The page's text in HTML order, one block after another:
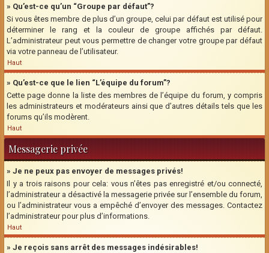
» Qu’est-ce qu’un “Groupe par défaut”?
Si vous êtes membre de plus d’un groupe, celui par défaut est utilisé pour
déterminer le rang et la couleur de groupe affichés par défaut.
L’administrateur peut vous permettre de changer votre groupe par défaut
via votre panneau de l’utilisateur.
Haut
» Qu’est-ce que le lien “L’équipe du forum”?
Cette page donne la liste des membres de l’équipe du forum, y compris
les administrateurs et modérateurs ainsi que d’autres détails tels que les
forums qu’ils modèrent.
Haut
Messagerie privée
» Je ne peux pas envoyer de messages privés!
Il y a trois raisons pour cela: vous n’êtes pas enregistré et/ou connecté,
l’administrateur a désactivé la messagerie privée sur l’ensemble du forum,
ou l’administrateur vous a empêché d’envoyer des messages. Contactez
l’administrateur pour plus d’informations.
Haut
» Je reçois sans arrêt des messages indésirables!